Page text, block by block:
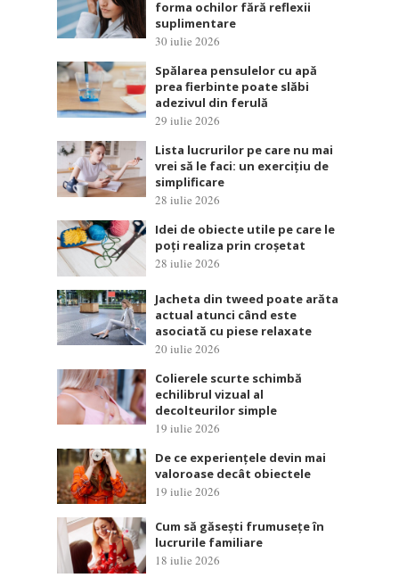
forma ochilor fără reflexii
suplimentare
30 iulie 2026
Spălarea pensulelor cu apă
prea fierbinte poate slăbi
adezivul din ferulă
29 iulie 2026
Lista lucrurilor pe care nu mai
vrei să le faci: un exercițiu de
simplificare
28 iulie 2026
Idei de obiecte utile pe care le
poți realiza prin croșetat
28 iulie 2026
Jacheta din tweed poate arăta
actual atunci când este
asociată cu piese relaxate
20 iulie 2026
Colierele scurte schimbă
echilibrul vizual al
decolteurilor simple
19 iulie 2026
De ce experiențele devin mai
valoroase decât obiectele
19 iulie 2026
Cum să găsești frumusețe în
lucrurile familiare
18 iulie 2026